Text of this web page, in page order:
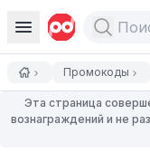
Промокоды
Эта страница
вознаграждений и не